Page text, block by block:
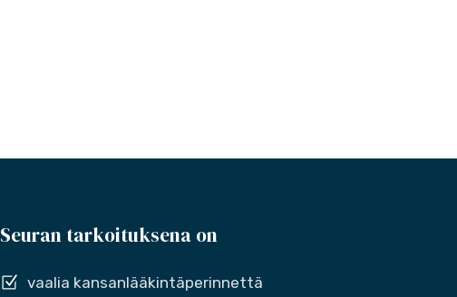
Seuran tarkoituksena on
vaalia kansanlääkintäperinnettä